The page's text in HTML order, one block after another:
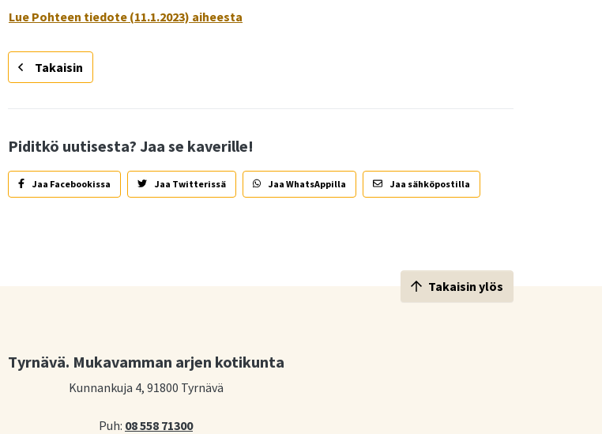
Lue Pohteen tiedote (11.1.2023) aiheesta
Takaisin
Piditkö uutisesta? Jaa se kaverille!
Jaa Facebookissa Jaa Twitterissä Jaa WhatsAppilla Jaa sähköpostilla
Tyrnävä. Mukavamman arjen kotikunta
Kunnankuja 4, 91800 Tyrnävä
Puh: 08 558 71300
Takaisin ylös